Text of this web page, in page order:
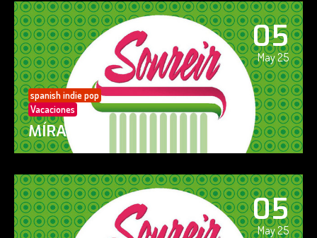
05
May 25
spanish indie pop
Vacaciones
MÍRAME
05
May 25